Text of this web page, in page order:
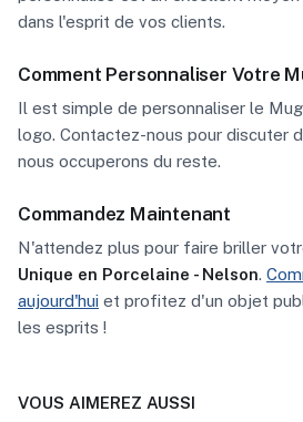
dans l'esprit de vos clients.
Comment Personnaliser Votre
Il est simple de personnaliser le
logo. Contactez-nous pour discuter
nous occuperons du reste.
Commandez Maintenant
N'attendez plus pour faire briller
Unique en Porcelaine - Nelson.
aujourd'hui et profitez d'un objet
les esprits !
VOUS AIMEREZ AUSSI